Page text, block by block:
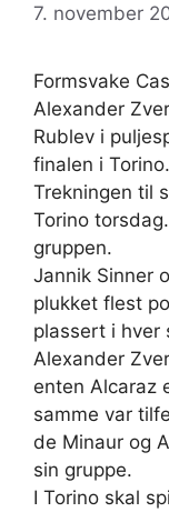
7. november
Formsvake
Alexander
Rublev i
finalen i Torino.
Trekningen til
Torino
gruppen.
Jannik Sinner
plukket flest
plassert i hver
Alexander
enten Alcaraz
samme var
de Minaur og
sin gruppe.
I Torino skal